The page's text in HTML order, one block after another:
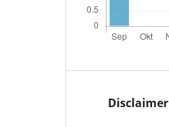
Disclaimer